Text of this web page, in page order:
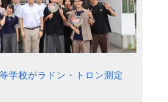
学校がラドン・トロン測定